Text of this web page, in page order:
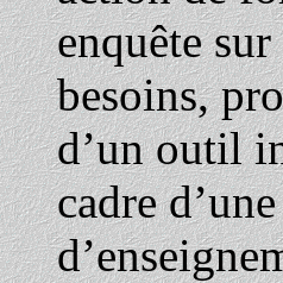
enquête
besoins,
d’un outil
cadre